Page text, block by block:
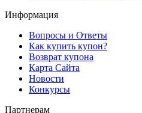
Информация
Вопросы и Ответы
Как купить купон?
Возврат купона
Карта Сайта
Новости
Конкурсы
Партнерам